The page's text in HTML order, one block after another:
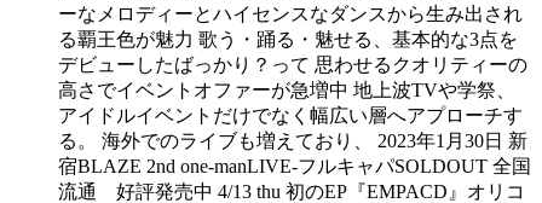
ーなメロディーとハイセンスなダンスから生み出され
る覇王色が魅力 歌う・踊る・魅せる、基本的な3点を
デビューしたばっかり？って 思わせるクオリティーの
高さでイベントオファーが急増中 地上波TVや学祭、
アイドルイベントだけでなく幅広い層へアプローチす
る。 海外でのライブも増えており、 2023年1月30日 新
宿BLAZE 2nd one-manLIVE-フルキャパSOLDOUT 全国
流通 好評発売中 4/13 thu 初のEP『EMPACD』オリコ